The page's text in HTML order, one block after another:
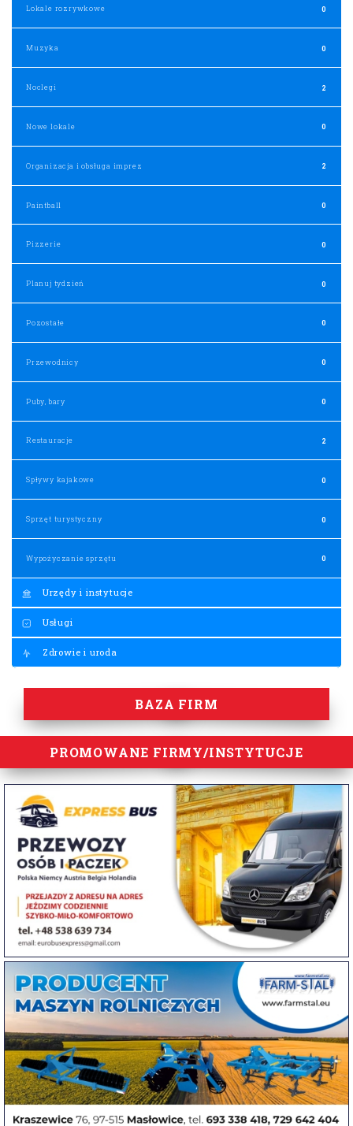
Lokale rozrywkowe 0
Muzyka 0
Noclegi 2
Nowe lokale 0
Organizacja i obsługa imprez 2
Paintball 0
Pizzerie 0
Planuj tydzień 0
Pozostałe 0
Przewodnicy 0
Puby, bary 0
Restauracje 2
Spływy kajakowe 0
Sprzęt turystyczny 0
Wypożyczanie sprzętu 0
Urzędy i instytucje
Usługi
Zdrowie i uroda
BAZA FIRM
PROMOWANE FIRMY/INSTYTUCJE